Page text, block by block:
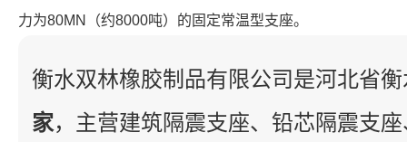
力为80MN（约8000吨）的固定常温型支座。
衡水双林橡胶制品有限公司是河北省
家，主营建筑隔震支座、铅芯隔震支